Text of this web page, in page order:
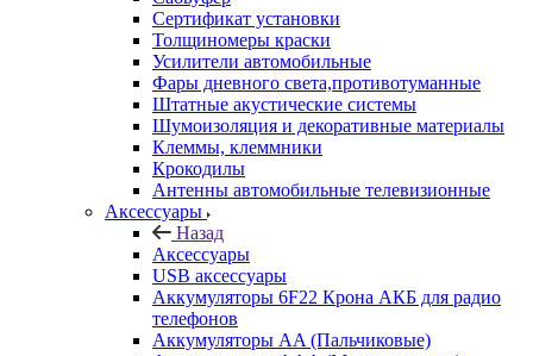
Сертификат установки
Толщиномеры краски
Усилители автомобильные
Фары дневного света,противотуманные
Штатные акустические системы
Шумоизоляция и декоративные материалы
Клеммы, клеммники
Крокодилы
Антенны автомобильные телевизионные
Аксессуары
Назад
Аксессуары
USB аксессуары
Аккумуляторы 6F22 Крона АКБ для радио
телефонов
Аккумуляторы AA (Пальчиковые)